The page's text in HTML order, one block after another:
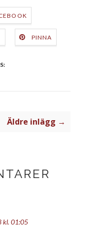
PINNA
Äldre inlägg →
kl. 01:05